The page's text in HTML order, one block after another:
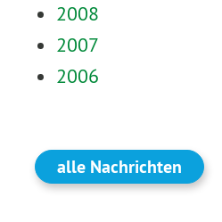
2008
2007
2006
alle Nachrichten